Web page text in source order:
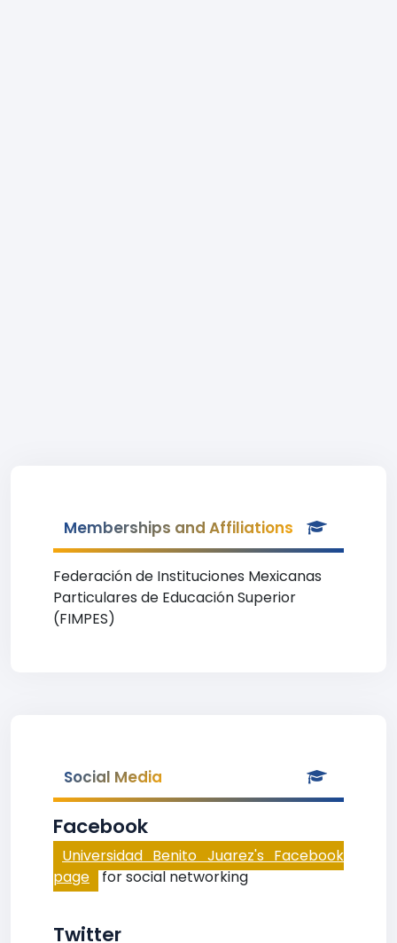
Memberships and Affiliations
Federación de Instituciones Mexicanas
Particulares de Educación Superior
(FIMPES)
Social Media
Facebook
Universidad Benito Juarez's Facebook
page for social networking
Twitter